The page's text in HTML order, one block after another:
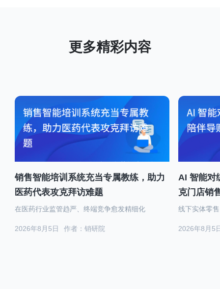
销售智能培训系统充当专属教练，助力
医药代表攻克拜访难题
作者：销研院
2026年8月5日
在医药行业监管趋严、终端竞争愈发精细化
AI 智能对
克门店销
2026年8月5
线下实体零